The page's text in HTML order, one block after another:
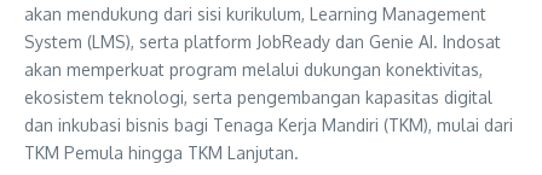
akan mendukung dari sisi kurikulum, Learning Management
System (LMS), serta platform JobReady dan Genie AI. Indosat
akan memperkuat program melalui dukungan konektivitas,
ekosistem teknologi, serta pengembangan kapasitas digital
dan inkubasi bisnis bagi Tenaga Kerja Mandiri (TKM), mulai dari
TKM Pemula hingga TKM Lanjutan.